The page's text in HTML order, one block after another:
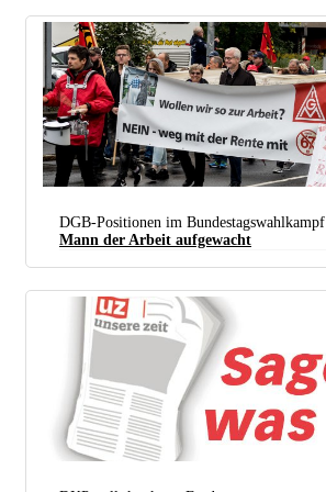
(foto: Mail@kpw Photo.com)
DGB-Positionen im Bundestagswahlkampf
Mann der Arbeit aufgewacht